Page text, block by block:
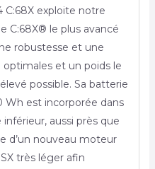
C:68X exploite notre
C:68X® le plus avancé
robustesse et une
optimales et un poids le
possible. Sa batterie
Wh est incorporée dans
inférieur, aussi près que
d’un nouveau moteur
très léger afin